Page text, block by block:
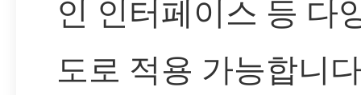
인 인터페이스 등 다
도로 적용 가능합니